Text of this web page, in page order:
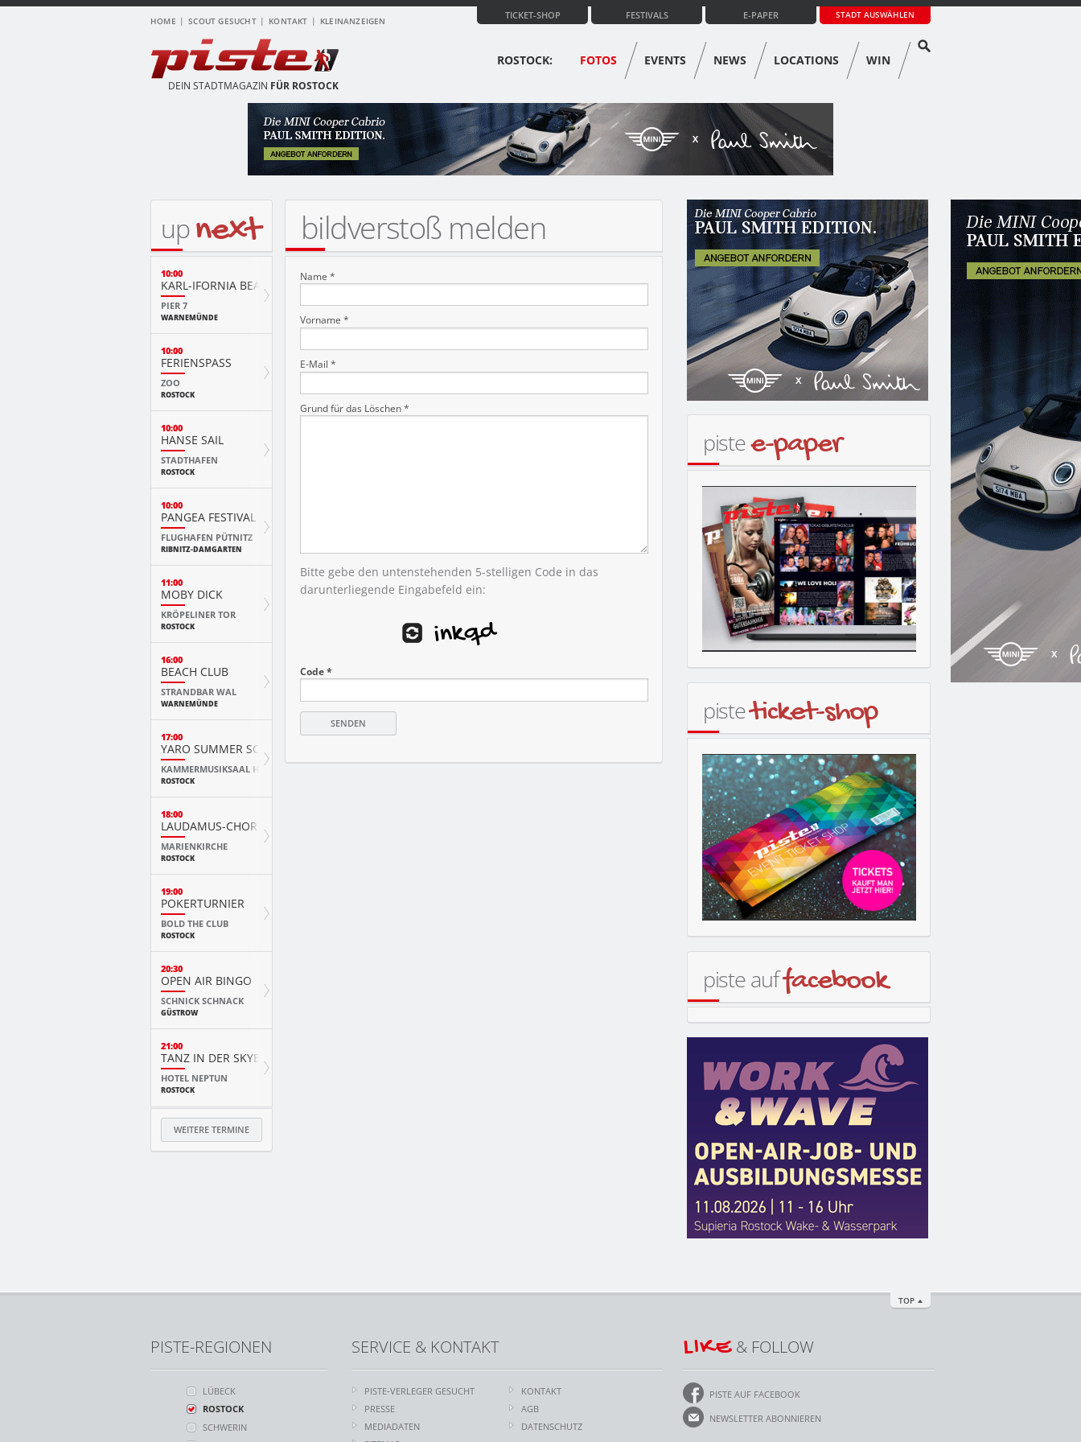
HOME SCOUT GESUCHT KONTAKT KLEINANZEIGEN
STADT AUSWÄHLEN
E-PAPER
FESTIVALS
TICKET-SHOP
DEIN STADTMAGAZIN FÜR ROSTOCK
ROSTOCK: FOTOS EVENTS NEWS LOCATIONS WIN
bildverstoß melden
Name *
Vorname *
E-Mail *
Grund für das Löschen *
Bitte gebe den untenstehenden 5-stelligen Code in das
darunterliegende Eingabefeld ein:
Code *
upnext
10:00
KARL-IFORNIA BEACH SANDWELTEN
PIER 7
WARNEMÜNDE
10:00
FERIENSPASS
ZOO
ROSTOCK
10:00
HANSE SAIL
STADTHAFEN
ROSTOCK
10:00
PANGEA FESTIVAL
FLUGHAFEN PÜTNITZ
RIBNITZ-DAMGARTEN
11:00
MOBY DICK
KRÖPELINER TOR
ROSTOCK
16:00
BEACH CLUB
STRANDBAR WAL
WARNEMÜNDE
17:00
YARO SUMMER SCHOOL KURSKONZERT
KAMMERMUSIKSAAL HMT
ROSTOCK
18:00
LAUDAMUS-CHOR
MARIENKIRCHE
ROSTOCK
19:00
POKERTURNIER
BOLD THE CLUB
ROSTOCK
20:30
OPEN AIR BINGO
SCHNICK SCHNACK
GÜSTROW
21:00
TANZ IN DER SKYBAR
HOTEL NEPTUN
ROSTOCK
WEITERE TERMINE
pistee-paper
pisteticket-shop
piste auffacebook
TOP
PISTE-REGIONEN
LÜBECK
ROSTOCK
SCHWERIN
SERVICE & KONTAKT
PISTE-VERLEGER GESUCHT
PRESSE
MEDIADATEN
KONTAKT
AGB
DATENSCHUTZ
LIKE& FOLLOW
PISTE AUF FACEBOOK
NEWSLETTER ABONNIEREN